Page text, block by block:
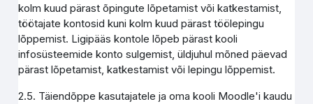
kolm kuud pärast õpingute lõpetamist või katkestamist,
töötajate kontosid kuni kolm kuud pärast töölepingu
lõppemist. Ligipääs kontole lõpeb pärast kooli
infosüsteemide konto sulgemist, üldjuhul mõned päevad
pärast lõpetamist, katkestamist või lepingu lõppemist.
2.5. Täiendõppe kasutajatele ja oma kooli Moodle'i kaudu